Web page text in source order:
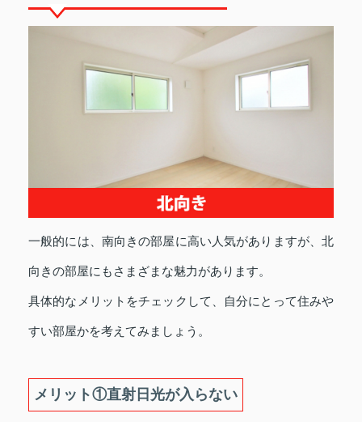
一般的には、南向きの部屋に高い人気がありますが、北
向きの部屋にもさまざまな魅力があります。
具体的なメリットをチェックして、自分にとって住みや
すい部屋かを考えてみましょう。
メリット①直射日光が入らない